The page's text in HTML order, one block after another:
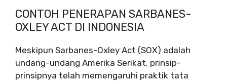
CONTOH PENERAPAN SARBANES-
OXLEY ACT DI INDONESIA
Meskipun Sarbanes-Oxley Act (SOX) adalah
undang-undang Amerika Serikat, prinsip-
prinsipnya telah memengaruhi praktik tata